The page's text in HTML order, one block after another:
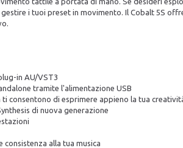
i tuoi preset in movimento. Il Cobalt 5S
in AU/VST3
tramite l'alimentazione USB
consentono di esprimere appieno la tua
di nuova generazione
alla tua musica